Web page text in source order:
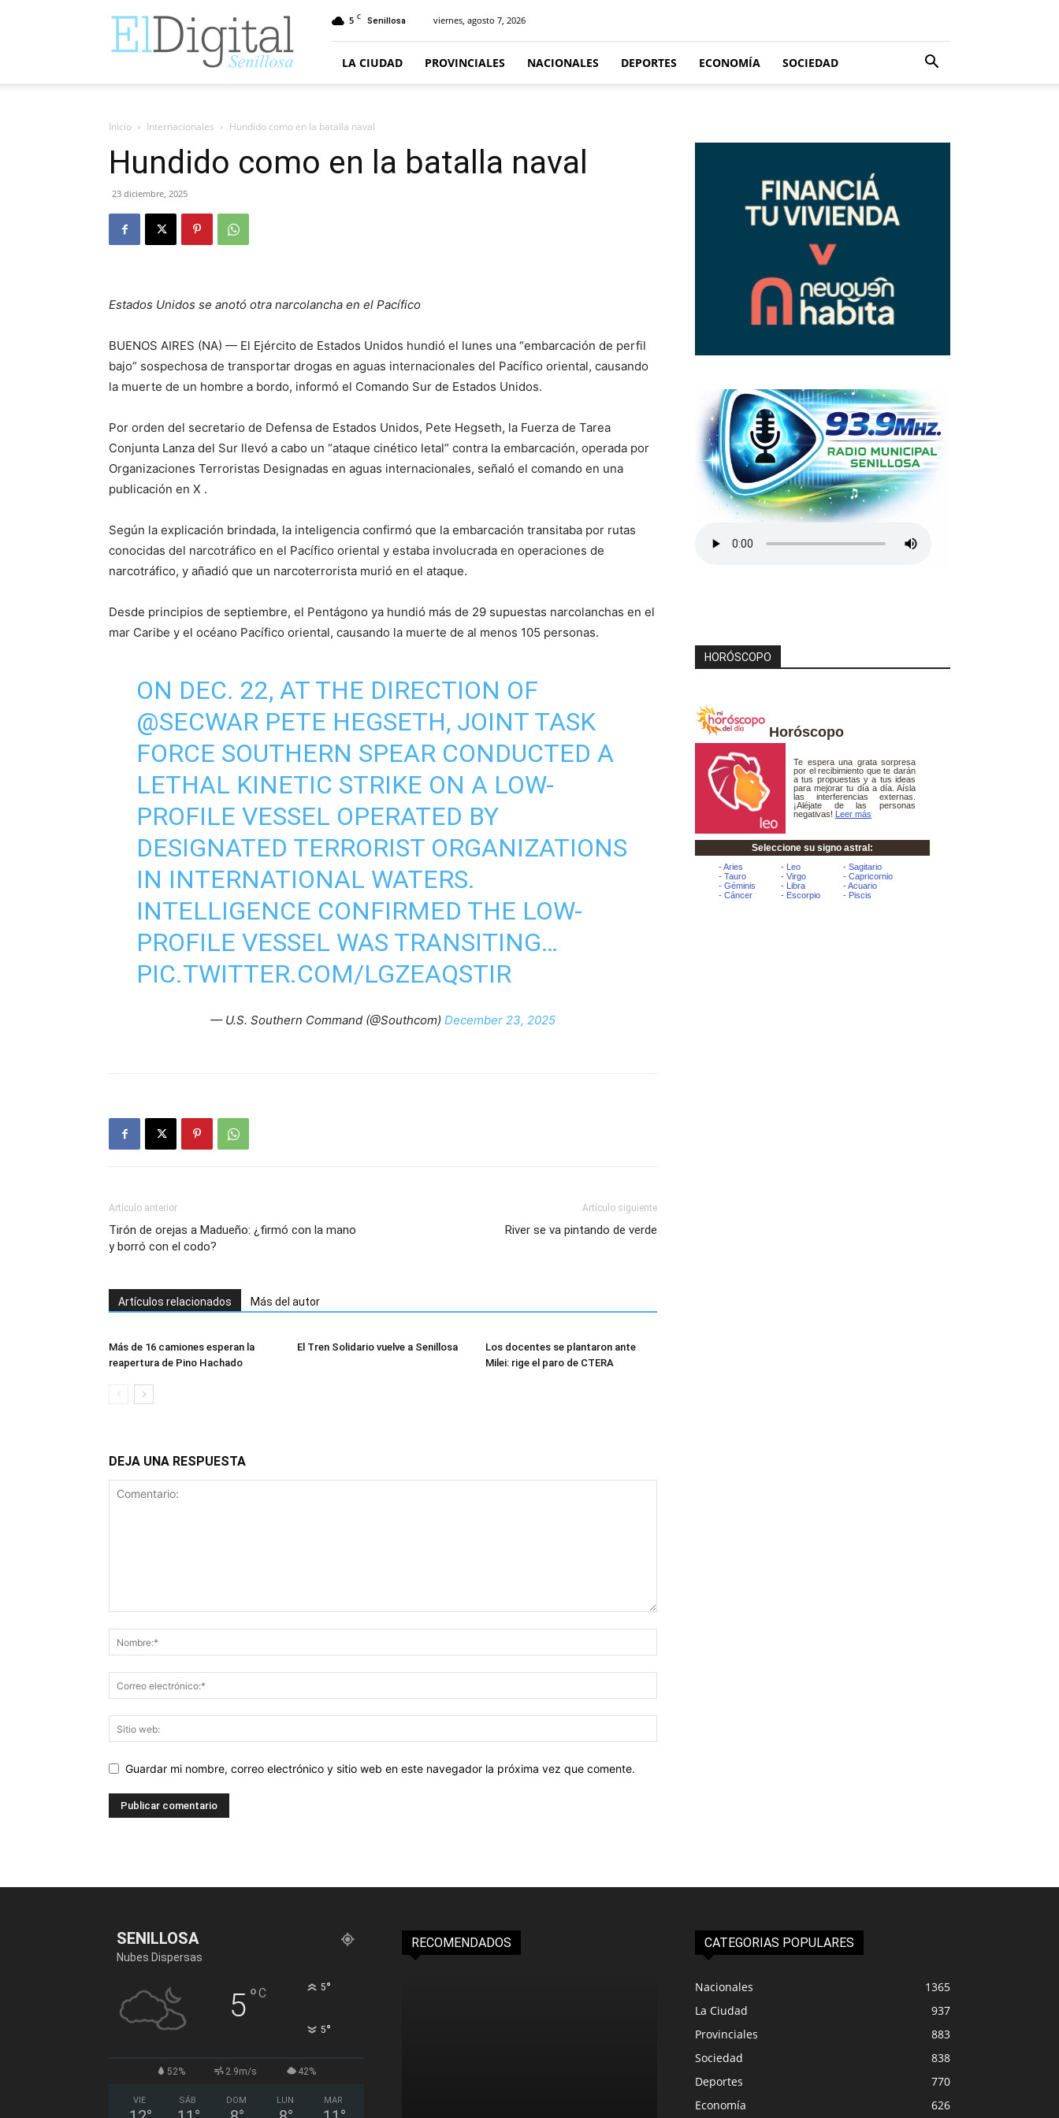
5 C Senillosa viernes, agosto 7, 2026
LA CIUDAD PROVINCIALES NACIONALES DEPORTES ECONOMÍA SOCIEDAD
Inicio Internacionales Hundido como en la batalla naval
Hundido como en la batalla naval
23 diciembre, 2025
Estados Unidos se anotó otra narcolancha en el Pacífico
BUENOS AIRES (NA) — El Ejército de Estados Unidos hundió el lunes una “embarcación de perfil
bajo” sospechosa de transportar drogas en aguas internacionales del Pacífico oriental, causando
la muerte de un hombre a bordo, informó el Comando Sur de Estados Unidos.
Por orden del secretario de Defensa de Estados Unidos, Pete Hegseth, la Fuerza de Tarea
Conjunta Lanza del Sur llevó a cabo un “ataque cinético letal” contra la embarcación, operada por
Organizaciones Terroristas Designadas en aguas internacionales, señaló el comando en una
publicación en X .
Según la explicación brindada, la inteligencia confirmó que la embarcación transitaba por rutas
conocidas del narcotráfico en el Pacífico oriental y estaba involucrada en operaciones de
narcotráfico, y añadió que un narcoterrorista murió en el ataque.
Desde principios de septiembre, el Pentágono ya hundió más de 29 supuestas narcolanchas en el
mar Caribe y el océano Pacífico oriental, causando la muerte de al menos 105 personas.
ON DEC. 22, AT THE DIRECTION OF
@SECWARPETE HEGSETH, JOINT TASK
FORCE SOUTHERN SPEAR CONDUCTED A
LETHAL KINETIC STRIKE ON A LOW-
PROFILE VESSEL OPERATED BY
DESIGNATED TERRORIST ORGANIZATIONS
IN INTERNATIONAL WATERS.
INTELLIGENCE CONFIRMED THE LOW-
PROFILE VESSEL WAS TRANSITING…
PIC.TWITTER.COM/LGZEAQSTIR
— U.S. Southern Command (@Southcom) December 23, 2025
Artículo anterior
Tirón de orejas a Madueño: ¿firmó con la mano
y borró con el codo?
Artículo siguiente
River se va pintando de verde
Artículos relacionados Más del autor
Más de 16 camiones esperan la
reapertura de Pino Hachado
El Tren Solidario vuelve a Senillosa
Los docentes se plantaron ante
Milei: rige el paro de CTERA
DEJA UNA RESPUESTA
Guardar mi nombre, correo electrónico y sitio web en este navegador la próxima vez que comente.
HORÓSCOPO
Horóscopo
SENILLOSA
Nubes Dispersas
5°C 5°
5°
52% 2.9m/s 42%
VIE SÁB DOM LUN MAR
RECOMENDADOS CATEGORIAS POPULARES
Nacionales
1365
La Ciudad
937
Provinciales
883
Sociedad
838
Deportes
770
Economía
626